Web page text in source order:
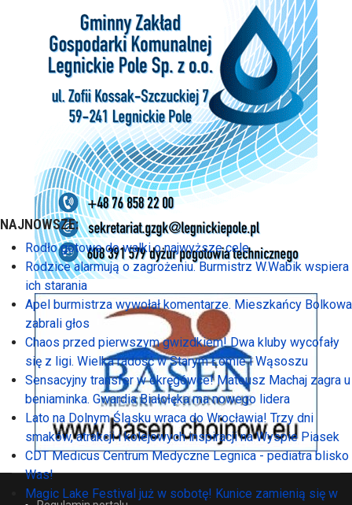
NAJNOWSZE:
Rodło gotowe do walki o najwyższe cele
Rodzice alarmują o zagrożeniu. Burmistrz W.Wabik wspiera
ich starania
Apel burmistrza wywołał komentarze. Mieszkańcy Bolkowa
zabrali głos
Chaos przed pierwszym gwizdkiem! Dwa kluby wycofały
się z ligi. Wielka radość w Starym Łomie i Wąsoszu
Sensacyjny transfer w okręgówce! Mateusz Machaj zagra u
beniaminka. Gwardia Białołęka ma nowego lidera
Lato na Dolnym Śląsku wraca do Wrocławia! Trzy dni
smaków, atrakcji i kolejowych inspiracji na Wyspie Piasek
CDT Medicus Centrum Medyczne Legnica - pediatra blisko
Was!
Magic Lake Festival już w sobotę! Kunice zamienią się w